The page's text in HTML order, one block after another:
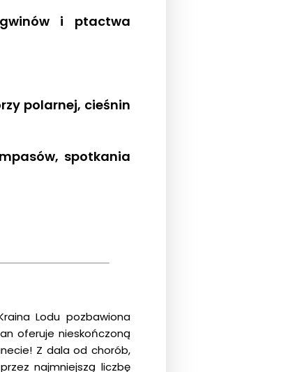
i ptactwa
polarnej, cieśnin
spotkania
Lodu pozbawiona
oferuje nieskończoną
Z dala od chorób,
najmniejszą liczbę